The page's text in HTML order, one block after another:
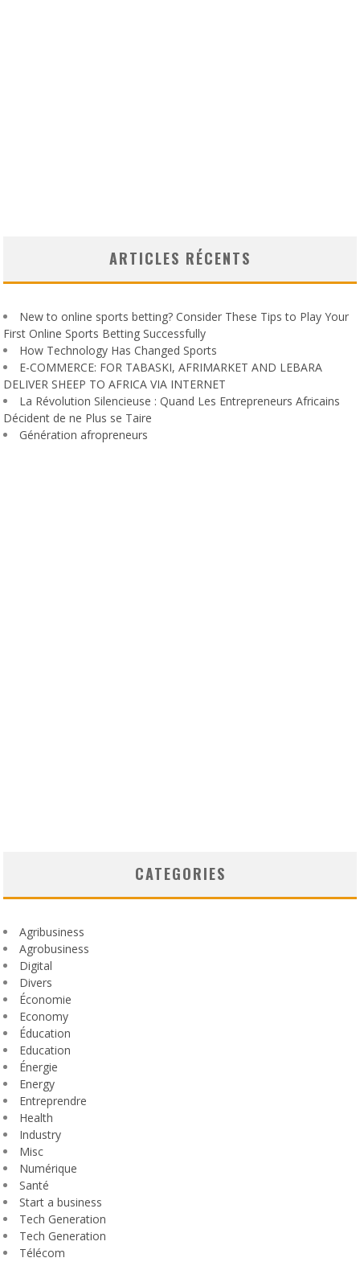
ARTICLES RÉCENTS
New to online sports betting? Consider These Tips to Play Your
First Online Sports Betting Successfully
How Technology Has Changed Sports
E-COMMERCE: FOR TABASKI, AFRIMARKET AND LEBARA
DELIVER SHEEP TO AFRICA VIA INTERNET
La Révolution Silencieuse : Quand Les Entrepreneurs Africains
Décident de ne Plus se Taire
Génération afropreneurs
CATEGORIES
Agribusiness
Agrobusiness
Digital
Divers
Économie
Economy
Éducation
Education
Énergie
Energy
Entreprendre
Health
Industry
Misc
Numérique
Santé
Start a business
Tech Generation
Tech Generation
Télécom